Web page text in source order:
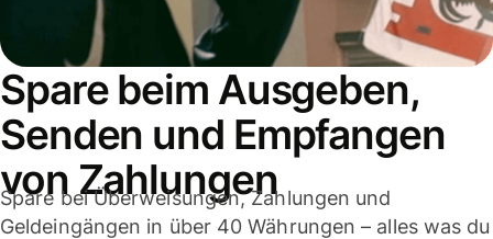
Spare beim Ausgeben,
Senden und Empfangen
von Zahlungen
Spare bei Überweisungen, Zahlungen und
Geldeingängen in über 40 Währungen – alles was du